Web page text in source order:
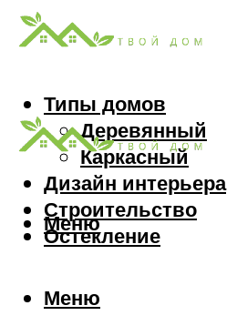
Типы домов
Деревянный
Каркасный
Дизайн интерьера
Строительство
Остекление
Меню
Меню